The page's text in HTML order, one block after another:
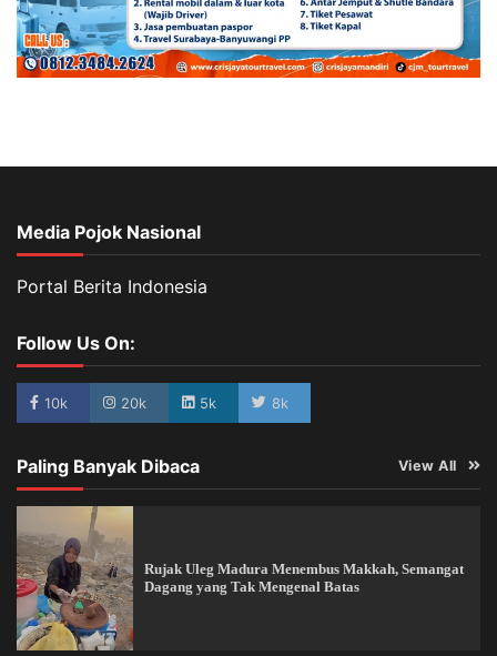
Media Pojok Nasional
Portal Berita Indonesia
Follow Us On:
10k 20k 5k 8k
Paling Banyak Dibaca View All
Rujak Uleg Madura Menembus Makkah, Semangat
Dagang yang Tak Mengenal Batas